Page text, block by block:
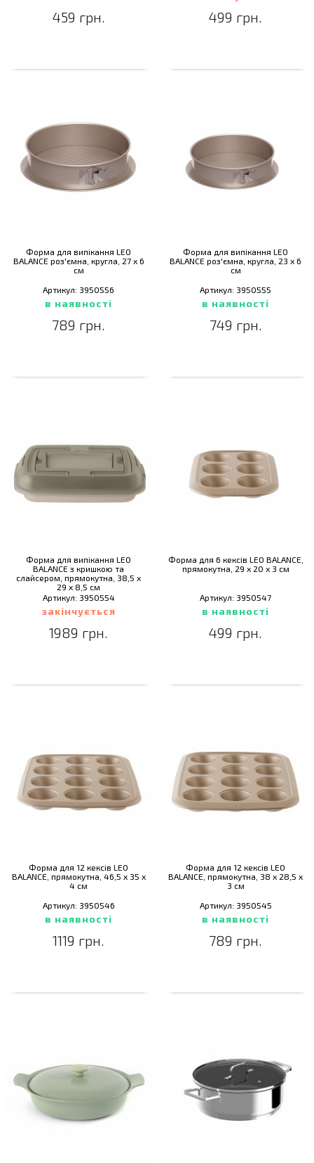
459 грн. 499 грн.
Форма для випікання LEO
BALANCE роз'ємна, кругла, 27 х 6
см
Артикул: 3950556
в наявності
789 грн.
Форма для випікання LEO
BALANCE роз'ємна, кругла, 23 х 6
см
Артикул: 3950555
в наявності
749 грн.
Форма для випікання LEO
BALANCE з кришкою та
слайсером, прямокутна, 38,5 x
29 x 8,5 см
Артикул: 3950554
закінчується
1989 грн.
Форма для 6 кексів LEO BALANCE,
прямокутна, 29 x 20 x 3 см
Артикул: 3950547
в наявності
499 грн.
Форма для 12 кексів LEO
BALANCE, прямокутна, 46,5 x 35 x
4 см
Артикул: 3950546
в наявності
1119 грн.
Форма для 12 кексів LEO
BALANCE, прямокутна, 38 х 28,5 х
3 см
Артикул: 3950545
в наявності
789 грн.